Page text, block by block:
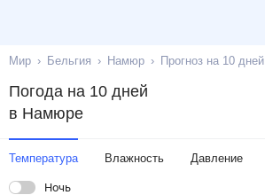
Мир Бельгия Намюр Прогноз на 10 дней
Погода на 10 дней
в Намюре
Температура Влажность Давление
Ночь